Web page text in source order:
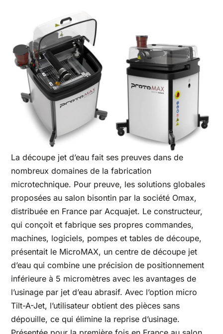
La découpe jet d’eau fait ses preuves dans de
nombreux domaines de la fabrication
microtechnique. Pour preuve, les solutions globales
proposées au salon bisontin par la société Omax,
distribuée en France par Acquajet. Le constructeur,
qui conçoit et fabrique ses propres commandes,
machines, logiciels, pompes et tables de découpe,
présentait le MicroMAX, un centre de découpe jet
d’eau qui combine une précision de positionnement
inférieure à 5 micromètres avec les avantages de
l’usinage par jet d’eau abrasif. Avec l’option micro
Tilt-A-Jet, l’utilisateur obtient des pièces sans
dépouille, ce qui élimine la reprise d’usinage.